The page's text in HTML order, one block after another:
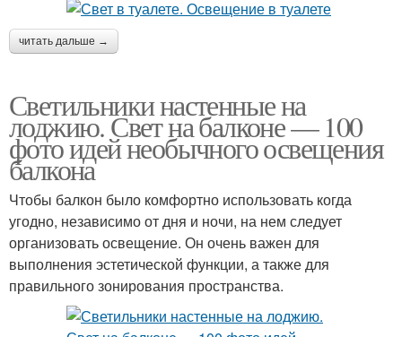
читать дальше →
Светильники настенные на
лоджию. Свет на балконе — 100
фото идей необычного освещения
балкона
Чтобы балкон было комфортно использовать когда
угодно, независимо от дня и ночи, на нем следует
организовать освещение. Он очень важен для
выполнения эстетической функции, а также для
правильного зонирования пространства.